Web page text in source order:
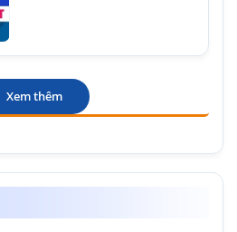
Xem thêm